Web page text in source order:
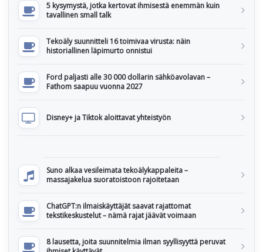
5 kysymystä, jotka kertovat ihmisestä enemmän kuin
tavallinen small talk
Tekoäly suunnitteli 16 toimivaa virusta: näin
historiallinen läpimurto onnistui
Ford paljasti alle 30 000 dollarin sähköavolavan –
Fathom saapuu vuonna 2027
Disney+ ja Tiktok aloittavat yhteistyön
Suno alkaa vesileimata tekoälykappaleita –
massajakelua suoratoistoon rajoitetaan
ChatGPT:n ilmaiskäyttäjät saavat rajattomat
tekstikeskustelut – nämä rajat jäävät voimaan
8 lausetta, joita suunnitelmia ilman syyllisyyttä peruvat